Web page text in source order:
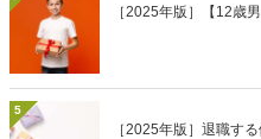
［2025年版］【12歳
5
［2025年版］退職す